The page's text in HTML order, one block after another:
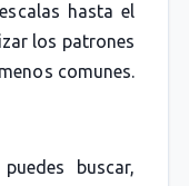
hasta el
los patrones
comunes.
buscar,